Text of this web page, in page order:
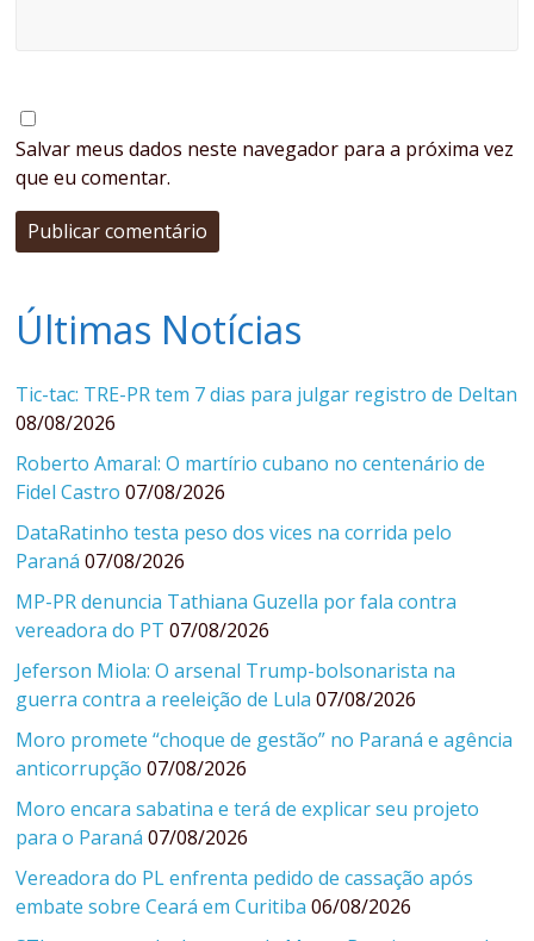
Salvar meus dados neste navegador para a próxima vez
que eu comentar.
Últimas Notícias
Tic-tac: TRE-PR tem 7 dias para julgar registro de Deltan
08/08/2026
Roberto Amaral: O martírio cubano no centenário de
Fidel Castro 07/08/2026
DataRatinho testa peso dos vices na corrida pelo
Paraná 07/08/2026
MP-PR denuncia Tathiana Guzella por fala contra
vereadora do PT 07/08/2026
Jeferson Miola: O arsenal Trump-bolsonarista na
guerra contra a reeleição de Lula 07/08/2026
Moro promete “choque de gestão” no Paraná e agência
anticorrupção 07/08/2026
Moro encara sabatina e terá de explicar seu projeto
para o Paraná 07/08/2026
Vereadora do PL enfrenta pedido de cassação após
embate sobre Ceará em Curitiba 06/08/2026